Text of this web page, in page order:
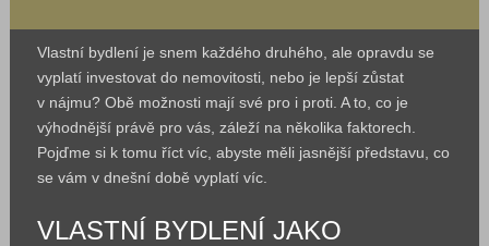
Vlastní bydlení je snem každého druhého, ale opravdu se
vyplatí investovat do nemovitosti, nebo je lepší zůstat
v nájmu? Obě možnosti mají své pro i proti. A to, co je
výhodnější právě pro vás, záleží na několika faktorech.
Pojďme si k tomu říct víc, abyste měli jasnější představu, co
se vám v dnešní době vyplatí víc.
VLASTNÍ BYDLENÍ JAKO